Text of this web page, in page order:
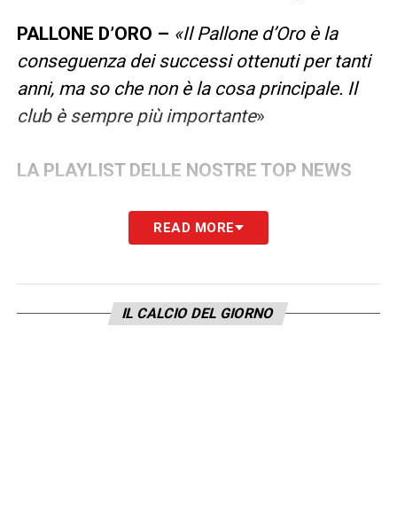
PALLONE D’ORO – «Il Pallone d’Oro è la
conseguenza dei successi ottenuti per tanti
anni, ma so che non è la cosa principale. Il
club è sempre più importante»
LA PLAYLIST DELLE NOSTRE TOP NEWS
READ MORE
IL CALCIO DEL GIORNO